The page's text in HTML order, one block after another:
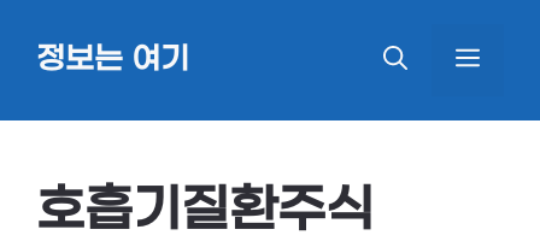
정보는 여기
호흡기질환주식